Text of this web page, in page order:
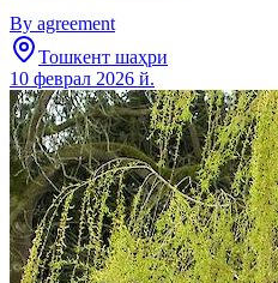
By agreement
Тошкент шаҳри
10 феврал 2026 й.